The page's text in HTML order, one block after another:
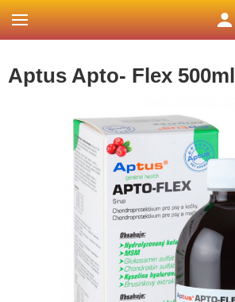
Aptus Apto- Flex 500ml